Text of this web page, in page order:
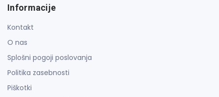
Informacije
Kontakt
O nas
Splošni pogoji poslovanja
Politika zasebnosti
Piškotki